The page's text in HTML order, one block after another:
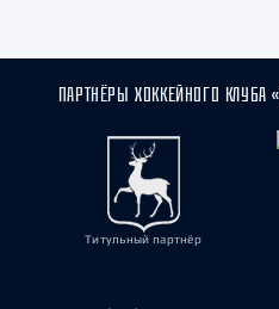
ПАРТНЁРЫ ХОККЕЙНОГО КЛУБА
Титульный партнёр